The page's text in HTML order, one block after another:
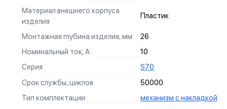
АНКЕРНОЕ КРЕПЛЕНИЕ
Надежно фиксирует механизм в подрозетнике, не мешая
монтажу и не выпадая из свободного положения.
СИЛОВЫЕ КОНТАКТЫ
Изготовлены по международному стандарту из оловянной
бронзы, гарантируют долговечность и надежность
ДИЗАЙН
БЕЗОПАСНОСТЬ
Материал внешнего корпуса
изделия
Пластик
Монтажная глубина изделия, мм 26
Номинальный ток, А
10
Серия
S70
Срок службы, циклов
50000
Тип комплектации
механизм с накладкой